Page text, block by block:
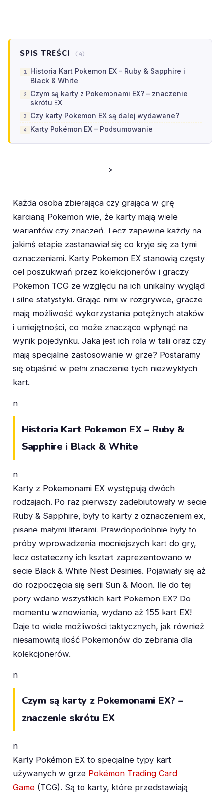
SPIS TREŚCI (4)
Historia Kart Pokemon EX – Ruby & Sapphire i
Black & White
Czym są karty z Pokemonami EX? – znaczenie
skrótu EX
Czy karty Pokemon EX są dalej wydawane?
Karty Pokémon EX – Podsumowanie
>
Każda osoba zbierająca czy grająca w grę
karcianą Pokemon wie, że karty mają wiele
wariantów czy znaczeń. Lecz zapewne każdy na
jakimś etapie zastanawiał się co kryje się za tymi
oznaczeniami. Karty Pokemon EX stanowią częsty
cel poszukiwań przez kolekcjonerów i graczy
Pokemon TCG ze względu na ich unikalny wygląd
i silne statystyki. Grając nimi w rozgrywce, gracze
mają możliwość wykorzystania potężnych ataków
i umiejętności, co może znacząco wpłynąć na
wynik pojedynku. Jaka jest ich rola w talii oraz czy
mają specjalne zastosowanie w grze? Postaramy
się objaśnić w pełni znaczenie tych niezwykłych
kart.
n
Historia Kart Pokemon EX – Ruby &
Sapphire i Black & White
n
Karty z Pokemonami EX występują dwóch
rodzajach. Po raz pierwszy zadebiutowały w secie
Ruby & Sapphire, były to karty z oznaczeniem ex,
pisane małymi literami. Prawdopodobnie były to
próby wprowadzenia mocniejszych kart do gry,
lecz ostateczny ich kształt zaprezentowano w
secie Black & White Nest Desinies. Pojawiały się aż
do rozpoczęcia się serii Sun & Moon. Ile do tej
pory wdano wszystkich kart Pokemon EX? Do
momentu wznowienia, wydano aż 155 kart EX!
Daje to wiele możliwości taktycznych, jak również
niesamowitą ilość Pokemonów do zebrania dla
kolekcjonerów.
n
Czym są karty z Pokemonami EX? –
znaczenie skrótu EX
n
Karty Pokémon EX to specjalne typy kart
używanych w grze Pokémon Trading Card
Game (TCG). Są to karty, które przedstawiają